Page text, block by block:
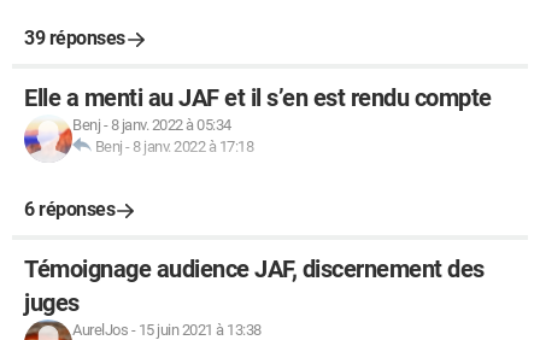
39 réponses
Elle a menti au JAF et il s’en est rendu compte
Benj -8 janv. 2022 à 05:34
Benj - 8 janv. 2022 à 17:18
6 réponses
Témoignage audience JAF, discernement des
juges
AurelJos - 15 juin 2021 à 13:38